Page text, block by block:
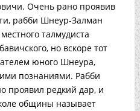
Очень рано проявив
рабби Шнеур-Залман
талмудиста
но вскоре тот
юного Шнеура,
познаниями. Рабби
проявил редкий дар, и
общины называет